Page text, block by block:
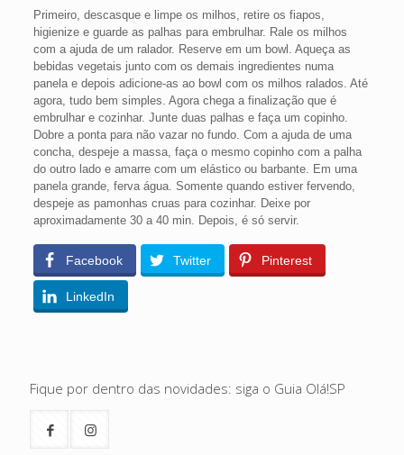
Primeiro, descasque e limpe os milhos, retire os fiapos,
higienize e guarde as palhas para embrulhar. Rale os milhos
com a ajuda de um ralador. Reserve em um bowl. Aqueça as
bebidas vegetais junto com os demais ingredientes numa
panela e depois adicione-as ao bowl com os milhos ralados. Até
agora, tudo bem simples. Agora chega a finalização que é
embrulhar e cozinhar. Junte duas palhas e faça um copinho.
Dobre a ponta para não vazar no fundo. Com a ajuda de uma
concha, despeje a massa, faça o mesmo copinho com a palha
do outro lado e amarre com um elástico ou barbante. Em uma
panela grande, ferva água. Somente quando estiver fervendo,
despeje as pamonhas cruas para cozinhar. Deixe por
aproximadamente 30 a 40 min. Depois, é só servir.
Facebook Twitter Pinterest
LinkedIn
Fique por dentro das novidades: siga o Guia Olá!SP